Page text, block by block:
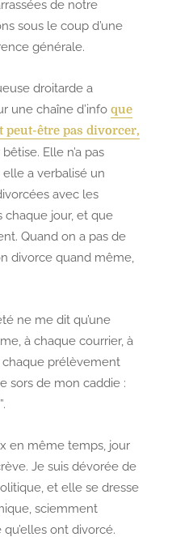
de notre
sous le coup d’une
générale.
droitarde a
une chaîne d’info que
peut-être pas divorcer,
Elle n’a pas
a verbalisé un
avec les
chaque jour, et que
Quand on a pas de
divorce quand même,
ne me dit qu’une
à chaque courrier, à
prélèvement
sors de mon caddie :
en même temps, jour
Je suis dévorée de
et elle se dresse
sciemment
ont divorcé.